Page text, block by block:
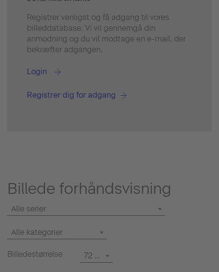
Registrer venligst og få adgang til vores
billeddatabase. Vi vil gennemgå din
anmodning og du vil modtage en e-mail, der
bekræfter adgangen.
Login
Registrer dig for adgang
Billede forhåndsvisning
Alle serier
Alle kategorier
Billedestørrelse 72 dpi